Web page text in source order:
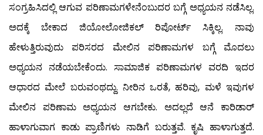
ಸಂಗ್ರಹಿಸಿದಲ್ಲಿ ಆಗುವ ಪರಿಣಾಮಗಳೇನೆಂಬುದರ ಬಗ್ಗೆ ಅಧ್ಯಯನ ನಡೆಸಿಲ್ಲ.
ಅದಕ್ಕೆ ಬೇಕಾದ ಜಿಯೋಲೋಜಿಕಲ್ ರಿಪೋರ್ಟ್ ಸಿಕ್ಕಿಲ್ಲ. ನಾವು
ಹೇಳುತ್ತಿರುವುದು ಪರಿಸರದ ಮೇಲಿನ ಪರಿಣಾಮಗಳ ಬಗ್ಗೆ ಮೊದಲು
ಅಧ್ಯಯನ ನಡೆಯಬೇಕೆಂದು. ಸಾಮಾಜಿಕ ಪರಿಣಾಮಗಳ ವರದಿ ಇದರ
ಆಧಾರದ ಮೇಲೆ ಬರುವಂಥದ್ದು. ನೀರಿನ ಒರತೆ, ಹರಿವು, ಮಳೆ ಇವುಗಳ
ಮೇಲಿನ ಪರಿಣಾಮ ಅಧ್ಯಯನ ಆಗಬೇಕು. ಅದಲ್ಲದೆ ಆನೆ ಕಾರಿಡಾರ್
ಹಾಳಾಗುವಾಗ ಕಾಡು ಪ್ರಾಣಿಗಳು ನಾಡಿಗೆ ಬರುತ್ತವೆ. ಕೃಷಿ ಹಾಳಾಗುತ್ತದೆ.